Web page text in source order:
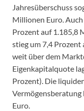
Jahresüberschuss
Millionen Euro.
Prozent auf 1.185,8
stieg um 7,4 Prozent
weit über dem
Eigenkapitalquote
Prozent). Die
Euro.